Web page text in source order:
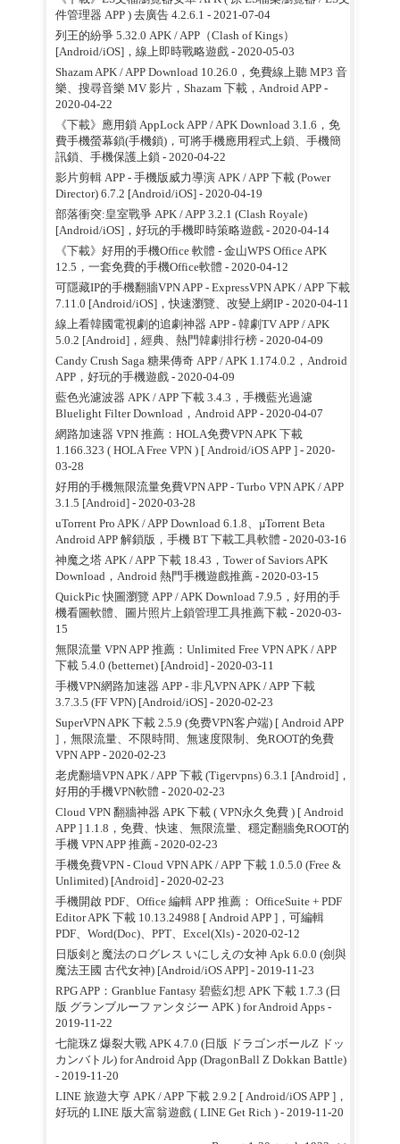
件管理器 APP ) 去廣告 4.2.6.1 - 2021-07-04
列王的紛爭 5.32.0 APK / APP（Clash of Kings）
[Android/iOS]，線上即時戰略遊戲- 2020-05-03
Shazam APK / APP Download 10.26.0，免費線上聽 MP3 音
樂、搜尋音樂 MV 影片，Shazam 下載，Android APP-
2020-04-22
《下載》應用鎖 AppLock APP / APK Download 3.1.6，免
費手機螢幕鎖(手機鎖)，可將手機應用程式上鎖、手機簡
訊鎖、手機保護上鎖 - 2020-04-22
影片剪輯 APP - 手機版威力導演 APK / APP 下載 (Power
Director) 6.7.2 [Android/iOS]- 2020-04-19
部落衝突:皇室戰爭 APK / APP 3.2.1 (Clash Royale)
[Android/iOS]，好玩的手機即時策略遊戲- 2020-04-14
《下載》好用的手機Office 軟體 - 金山WPS Office APK
12.5，一套免費的手機Office軟體 - 2020-04-12
可隱藏IP的手機翻牆VPN APP - ExpressVPN APK / APP 下載
7.11.0 [Android/iOS]，快速瀏覽、改變上網IP- 2020-04-11
線上看韓國電視劇的追劇神器 APP - 韓劇TV APP / APK
5.0.2 [Android]，經典、熱門韓劇排行榜- 2020-04-09
Candy Crush Saga 糖果傳奇 APP / APK 1.174.0.2，Android
APP，好玩的手機遊戲- 2020-04-09
藍色光濾波器 APK / APP 下載 3.4.3，手機藍光過濾
Bluelight Filter Download，Android APP- 2020-04-07
網路加速器 VPN 推薦：HOLA免费VPN APK 下載
1.166.323 ( HOLA Free VPN ) [ Android/iOS APP ]- 2020-
03-28
好用的手機無限流量免費VPN APP - Turbo VPN APK / APP
3.1.5 [Android]- 2020-03-28
uTorrent Pro APK / APP Download 6.1.8、µTorrent Beta
Android APP 解鎖版，手機 BT 下載工具軟體 - 2020-03-16
神魔之塔 APK / APP 下載 18.43，Tower of Saviors APK
Download，Android 熱門手機遊戲推薦- 2020-03-15
QuickPic 快圖瀏覽 APP / APK Download 7.9.5，好用的手
機看圖軟體、圖片照片上鎖管理工具推薦下載- 2020-03-
15
無限流量 VPN APP 推薦：Unlimited Free VPN APK / APP
下載 5.4.0 (betternet) [Android]- 2020-03-11
手機VPN網路加速器 APP - 非凡VPN APK / APP 下載
3.7.3.5 (FF VPN) [Android/iOS]- 2020-02-23
SuperVPN APK 下載 2.5.9 (免费VPN客户端) [ Android APP
]，無限流量、不限時間、無速度限制、免ROOT的免費
VPN APP- 2020-02-23
老虎翻墙VPN APK / APP 下載 (Tigervpns) 6.3.1 [Android]，
好用的手機VPN軟體 - 2020-02-23
Cloud VPN 翻牆神器 APK 下載 ( VPN永久免費 ) [ Android
APP ] 1.1.8，免費、快速、無限流量、穩定翻牆免ROOT的
手機 VPN APP 推薦- 2020-02-23
手機免費VPN - Cloud VPN APK / APP 下載 1.0.5.0 (Free &
Unlimited) [Android]- 2020-02-23
手機開啟 PDF、Office 編輯 APP 推薦： OfficeSuite + PDF
Editor APK 下載 10.13.24988 [ Android APP ]，可編輯
PDF、Word(Doc)、PPT、Excel(Xls)- 2020-02-12
日版剣と魔法のログレス いにしえの女神 Apk 6.0.0 (劍與
魔法王國 古代女神) [Android/iOS APP]- 2019-11-23
RPG APP：Granblue Fantasy 碧藍幻想 APK 下載 1.7.3 (日
版 グランブルーファンタジー APK ) for Android Apps -
2019-11-22
七龍珠Z 爆裂大戰 APK 4.7.0 (日版 ドラゴンボールZ ドッ
カンバトル) for Android App (DragonBall Z Dokkan Battle)
- 2019-11-20
LINE 旅遊大亨 APK / APP 下載 2.9.2 [ Android/iOS APP ]，
好玩的 LINE 版大富翁遊戲 ( LINE Get Rich )- 2019-11-20